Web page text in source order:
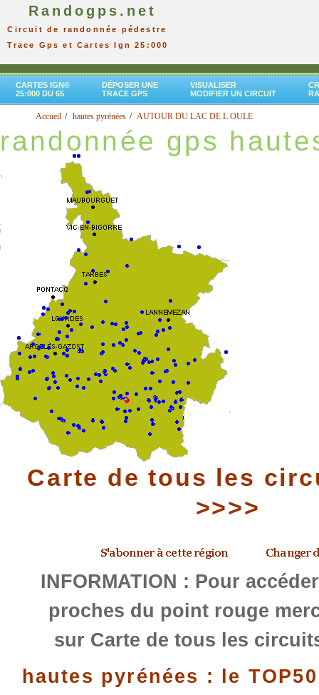
Randogps.net
Circuit de randonnée pédestre
Trace Gps et Cartes Ign 25:000
CARTES IGN®
25:000 DU 65
DÉPOSER UNE
TRACE GPS
VISUALISER
MODIFIER UN CIRCUIT
Accueil hautes pyrénées AUTOUR DU LAC DE L OULE
randonnée gps
Carte de tous les
>>>>
INFORMATION : Pour
proches du point rouge
sur Carte de tous les
hautes pyrénées : le